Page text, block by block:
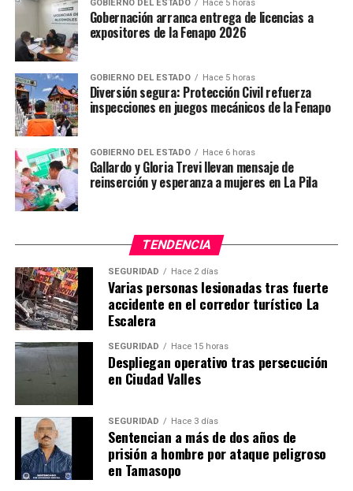
GOBIERNO DEL ESTADO Hace 5 horas
Gobernación arranca entrega de licencias a
expositores de la Fenapo 2026
GOBIERNO DEL ESTADO Hace 5 horas
Diversión segura: Protección Civil refuerza
inspecciones en juegos mecánicos de la Fenapo
GOBIERNO DEL ESTADO Hace 6 horas
Gallardo y Gloria Trevi llevan mensaje de
reinserción y esperanza a mujeres en La Pila
TENDENCIA
SEGURIDAD Hace 2 días
Varias personas lesionadas tras fuerte
accidente en el corredor turístico La
Escalera
SEGURIDAD Hace 15 horas
Despliegan operativo tras persecución
en Ciudad Valles
SEGURIDAD Hace 3 días
Sentencian a más de dos años de
prisión a hombre por ataque peligroso
en Tamasopo